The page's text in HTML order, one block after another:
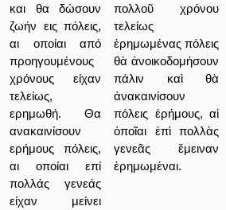
και θα δώσουν
ζωήν εις πόλεις,
αι οποίαι από
προηγουμένους
χρόνους είχαν
τελείως,
ερημωθή. Θα
ανακαινίσουν
ερήμους πόλεις,
αι οποίαι επί
πολλάς γενεάς
είχαν μείνει
πολλοῦ χρόνου
τελείως
ἐρημωμένας πόλεις
θὰ ἀνοικοδομήσουν
πάλιν καὶ θὰ
ἀνακαινίσουν
πόλεις ἐρήμους, αἱ
ὁποῖαι ἐπὶ πολλὰς
γενεᾶς ἔμειναν
ἐρημωμέναι.